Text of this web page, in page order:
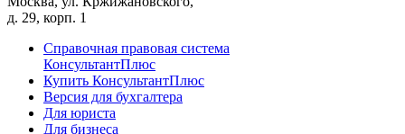
д. 29, корп. 1
Справочная правовая система
КонсультантПлюс
Купить КонсультантПлюс
Версия для бухгалтера
Для юриста
Для бизнеса